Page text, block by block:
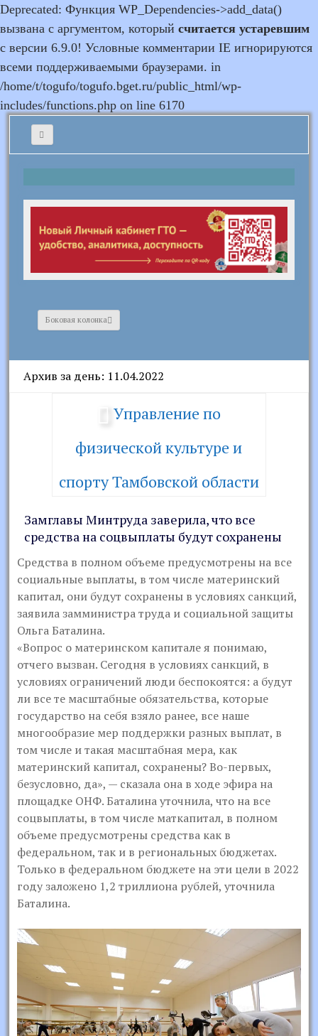
Deprecated: Функция WP_Dependencies->add_data()
вызвана с аргументом, который считается устаревшим
с версии 6.9.0! Условные комментарии IE игнорируются
всеми поддерживаемыми браузерами. in
/home/t/togufo/togufo.bget.ru/public_html/wp-
includes/functions.php on line 6170
Боковая колонка
Архив за день: 11.04.2022
Управление по
физической культуре и
спорту Тамбовской области
Замглавы Минтруда заверила, что все
средства на соцвыплаты будут сохранены
Средства в полном объеме предусмотрены на все
социальные выплаты, в том числе материнский
капитал, они будут сохранены в условиях санкций,
заявила замминистра труда и социальной защиты
Ольга Баталина.
«Вопрос о материнском капитале я понимаю,
отчего вызван. Сегодня в условиях санкций, в
условиях ограничений люди беспокоятся: а будут
ли все те масштабные обязательства, которые
государство на себя взяло ранее, все наше
многообразие мер поддержки разных выплат, в
том числе и такая масштабная мера, как
материнский капитал, сохранены? Во-первых,
безусловно, да», — сказала она в ходе эфира на
площадке ОНФ. Баталина уточнила, что на все
соцвыплаты, в том числе маткапитал, в полном
объеме предусмотрены средства как в
федеральном, так и в региональных бюджетах.
Только в федеральном бюджете на эти цели в 2022
году заложено 1,2 триллиона рублей, уточнила
Баталина.